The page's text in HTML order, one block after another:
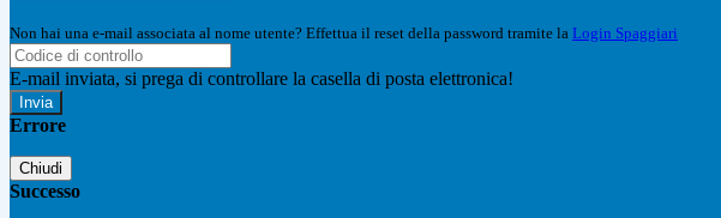
Non hai una e-mail associata al nome utente? Effettua il reset della password tramite la Login Spaggiari
E-mail inviata, si prega di controllare la casella di posta elettronica!
Errore
Chiudi
Successo